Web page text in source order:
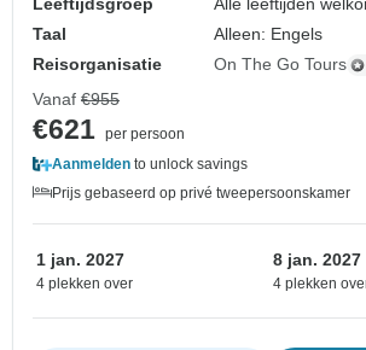
Taal
Alleen: Engels
Reisorganisatie
On The Go Tours
Vanaf €955
€621 per persoon
Aanmelden to unlock savings
Prijs gebaseerd op privé tweepersoonskamer
1 jan. 2027
4 plekken over
8 jan. 2027
4 plekken